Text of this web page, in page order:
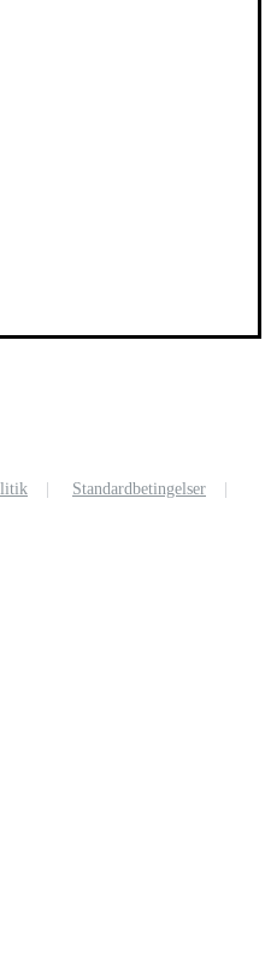
| Standardbetingelser
|